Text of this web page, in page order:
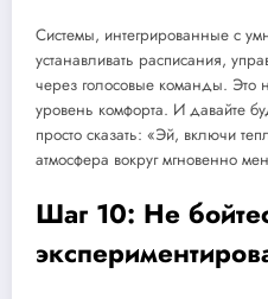
Системы, интегрированные с
устанавливать расписания,
через голосовые команды. Это
уровень комфорта. И давайте
просто сказать: «Эй, включи
атмосфера вокруг мгновенно
Шаг 10: Не